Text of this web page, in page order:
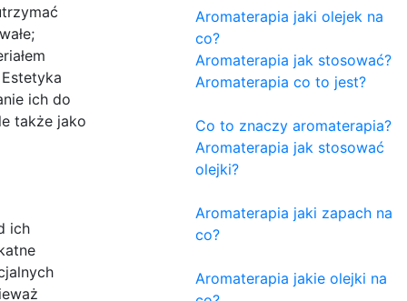
ich do
także jako
ich
Aromaterapia jaki olejek na
co?
Aromaterapia jak stosować?
Aromaterapia co to jest?
Co to znaczy aromaterapia?
Aromaterapia jak stosować
olejki?
Aromaterapia jaki zapach na
co?
Aromaterapia jakie olejki na